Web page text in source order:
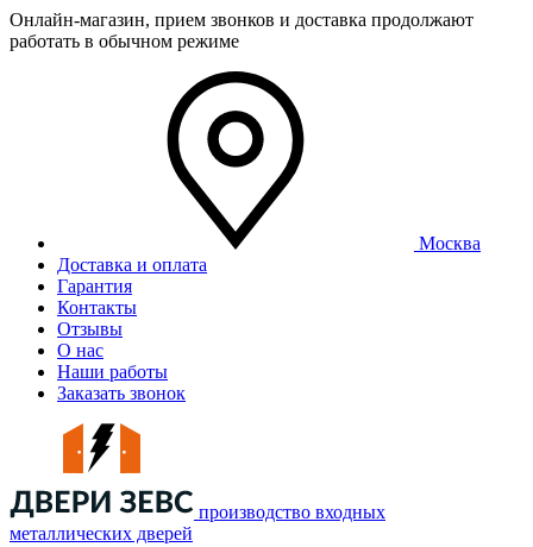
Онлайн-магазин, прием звонков и доставка продолжают
работать в обычном режиме
Москва
Доставка и оплата
Гарантия
Контакты
Отзывы
О нас
Наши работы
Заказать звонок
производство входных
металлических дверей